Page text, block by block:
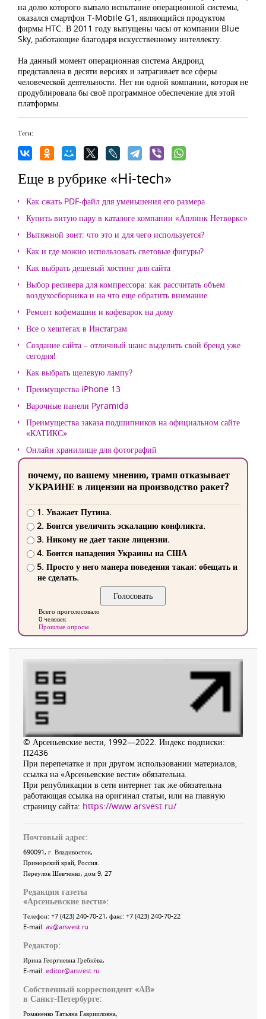
на долю которого выпало испытание операционной системы,
оказался смартфон T-Mobile G1, являющийся продуктом
фирмы HTC. В 2011 году выпущены часы от компании Blue
Sky, работающие благодаря искусственному интеллекту.
На данный момент операционная система Андроид
представлена в десяти версиях и затрагивает все сферы
человеческой деятельности. Нет ни одной компании, которая не
продублировала бы своё программное обеспечение для этой
платформы.
Теги:
Еще в рубрике «Hi-tech»
Как сжать PDF-файл для уменьшения его размера
Купить витую пару в каталоге компании «Аплинк Нетворкс»
Вытяжной зонт: что это и для чего используется?
Как и где можно использовать световые фигуры?
Как выбрать дешевый хостинг для сайта
Выбор ресивера для компрессора: как рассчитать объем
воздухосборника и на что еще обратить внимание
Ремонт кофемашин и кофеварок на дому
Все о хештегах в Инстаграм
Создание сайта – отличный шанс выделить свой бренд уже
сегодня!
Как выбрать щелевую лампу?
Преимущества iPhone 13
Варочные панели Pyramida
Преимущества заказа подшипников на официальном сайте
«КАТИКС»
Онлайн хранилище для фотографий
почему, по вашему мнению, трамп отказывает
УКРАИНЕ в лицензии на производство ракет?
1. Уважает Путина.
2. Боится увеличить эскалацию конфликта.
3. Никому не дает такие лицензии.
4. Боится нападения Украины на США
5. Просто у него манера поведения такая: обещать и
не сделать.
Всего проголосовало
0 человек
Прошлые опросы
© Арсеньевские вести, 1992—2022. Индекс подписки:
П2436
При перепечатке и при другом использовании материалов,
ссылка на «Арсеньевские вести» обязательна.
При републикации в сети интернет так же обязательна
работающая ссылка на оригинал статьи, или на главную
страницу сайта: https://www.arsvest.ru/
Почтовый адрес:
690091, г. Владивосток,
Приморский край, Россия
Переулок Шевченко, дом 9, 27
Редакция газеты
«Арсеньевские вести»:
Телефон: +7 (423) 240-70-21, факс: +7 (423) 240-70-22
E-mail: av@arsvest.ru
Редактор:
Ирина Георгиевна Гребнёва,
E-mail: editor@arsvest.ru
Собственный корреспондент «АВ»
в Санкт-Петербурге:
Романенко Татьяна Гаврииловна,